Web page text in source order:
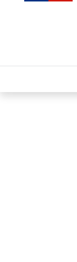
Preskočiť na hlavný